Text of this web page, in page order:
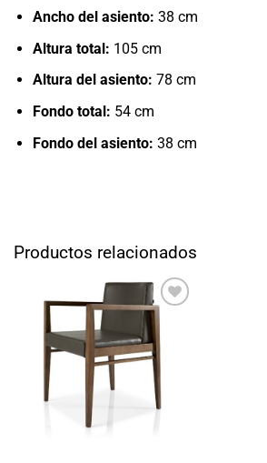
Ancho del asiento: 38 cm
Altura total: 105 cm
Altura del asiento: 78 cm
Fondo total: 54 cm
Fondo del asiento: 38 cm
Productos relacionados
Añadir
lista
deseos